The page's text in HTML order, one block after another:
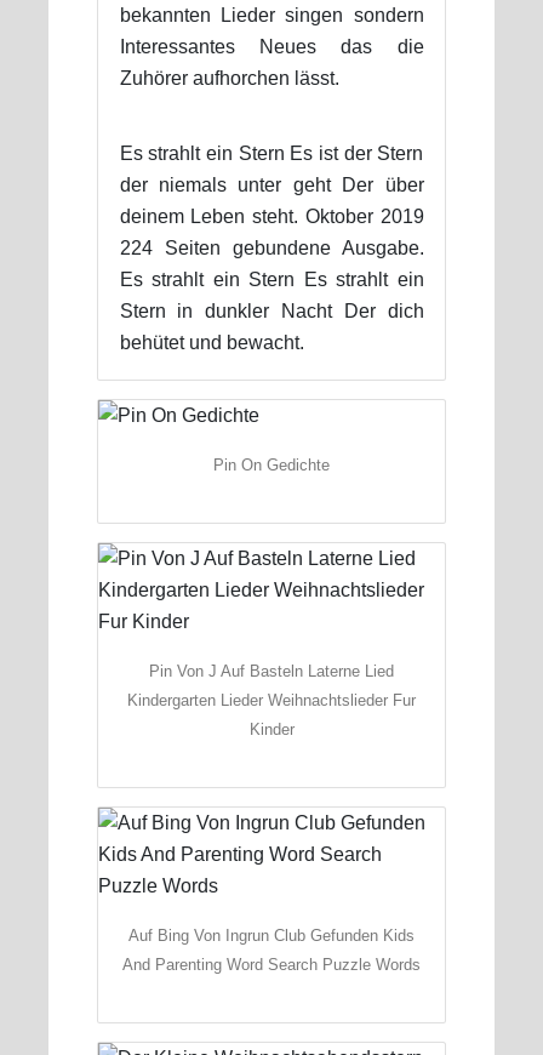
bekannten Lieder singen sondern
Interessantes Neues das die
Zuhörer aufhorchen lässt.
Es strahlt ein Stern Es ist der Stern
der niemals unter geht Der über
deinem Leben steht. Oktober 2019
224 Seiten gebundene Ausgabe.
Es strahlt ein Stern Es strahlt ein
Stern in dunkler Nacht Der dich
behütet und bewacht.
Pin On Gedichte
Pin Von J Auf Basteln Laterne Lied
Kindergarten Lieder Weihnachtslieder Fur
Kinder
Auf Bing Von Ingrun Club Gefunden Kids
And Parenting Word Search Puzzle Words